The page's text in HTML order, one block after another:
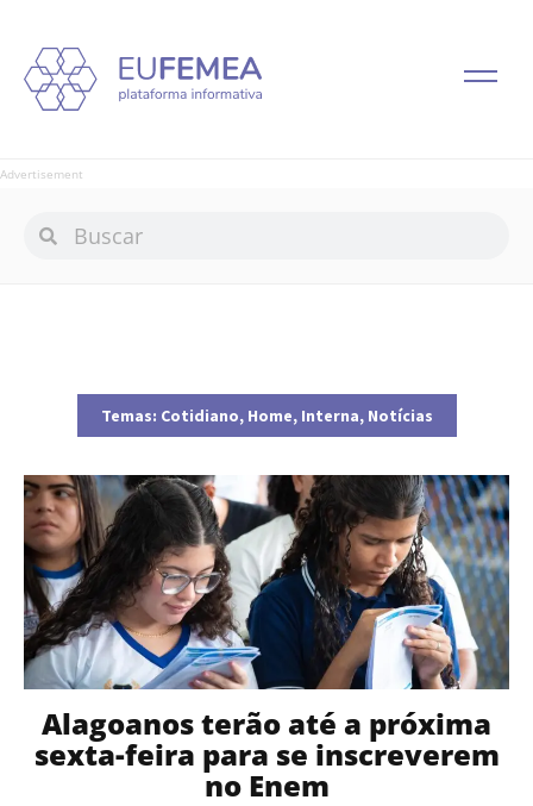
Advertisement
Temas: Cotidiano, Home, Interna, Notícias
Alagoanos terão até a próxima
sexta-feira para se inscreverem
no Enem